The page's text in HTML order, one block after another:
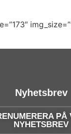
Nyhetsbrev
PÅ
NYHETSBREV